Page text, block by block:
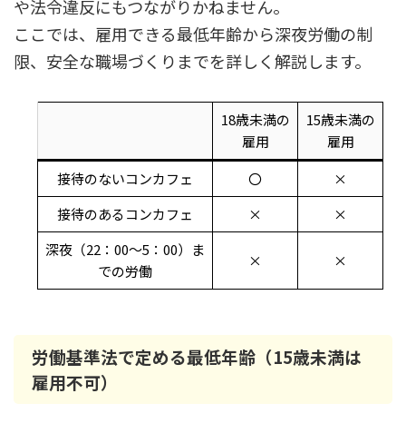
や法令違反にもつながりかねません。
ここでは、雇用できる最低年齢から深夜労働の制
限、安全な職場づくりまでを詳しく解説します。
18歳未満の
雇用
15歳未満の
雇用
接待のないコンカフェ
〇
×
接待のあるコンカフェ
×
×
深夜（22：00～5：00）ま
での労働
× ×
労働基準法で定める最低年齢（15歳未満は
雇用不可）